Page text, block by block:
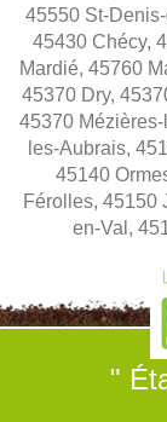
45550 St-
45430 Chécy,
Mardié, 45760
45370 Dry,
45370
les-Aubrais,
45140
Férolles, 45150
en-Val,
"